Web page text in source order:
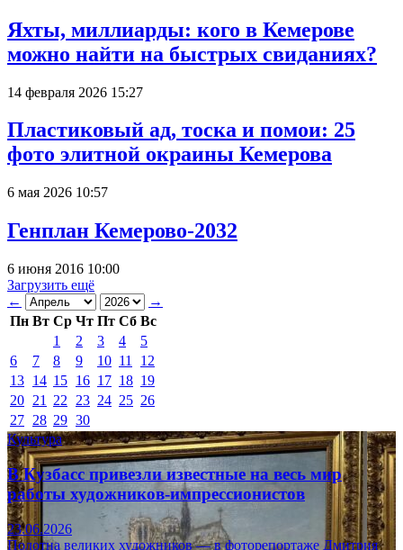
Яхты, миллиарды: кого в Кемерове
можно найти на быстрых свиданиях?
14 февраля 2026 15:27
Пластиковый ад, тоска и помои: 25
фото элитной окраины Кемерова
6 мая 2026 10:57
Генплан Кемерово-2032
6 июня 2016 10:00
Загрузить ещё
←
→
Пн Вт Ср Чт Пт Сб Вс
1
2 3 4
5
6
7 8 9 10 11
12
13 14 15 16 17 18 19
20 21 22 23 24 25 26
27 28 29 30
Культура
В Кузбасс привезли известные на весь мир
работы художников-импрессионистов
23.06.2026
Полотна великих художников — в фоторепортаже Дмитрия